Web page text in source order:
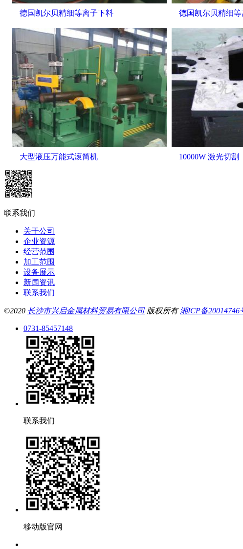
德国凯尔贝精细等离子下料 德国凯尔贝精细
大型液压万能式滚筒机 10000W 激光切割
联系我们
关于公司
企业资源
经营范围
加工范围
设备展示
新闻资讯
联系我们
©2020 长沙市兴启金属材料贸易有限公司版权所有 湘ICP备20014746
0731-85457148
联系我们
移动版官网